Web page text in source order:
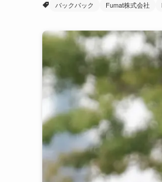
バックパック Fumat株式会社